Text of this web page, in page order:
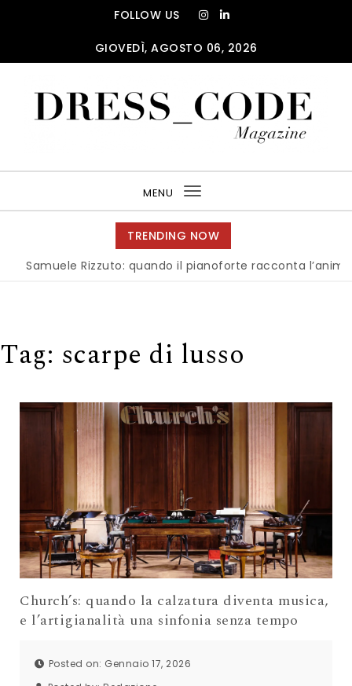
FOLLOW US
GIOVEDÌ, AGOSTO 06, 2026
MENU
Toggle
navigation
TRENDING NOW
Rizzuto: quando il pianoforte racconta l’anima
Tag: scarpe di lusso
Church’s: quando la calzatura diventa musica,
e l’artigianalità una sinfonia senza tempo
Posted on: Gennaio 17, 2026